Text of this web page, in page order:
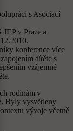
s Asociací
v Praze a
konference více
dítěte s
vzájemné
rodinám v
Byly vysvětleny
vývoje včetně